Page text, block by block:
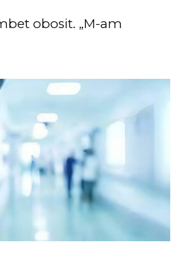
obosit. „M-am